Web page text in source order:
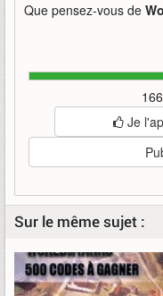
Que pensez-vous de
Je
Sur le même sujet :